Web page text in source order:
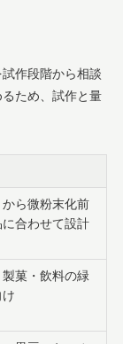
作段階から相談
ため、試作と量
ら微粉末化前
合わせて設計
菓・飲料の緑